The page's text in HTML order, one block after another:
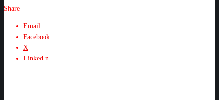
Share
Email
Facebook
X
LinkedIn